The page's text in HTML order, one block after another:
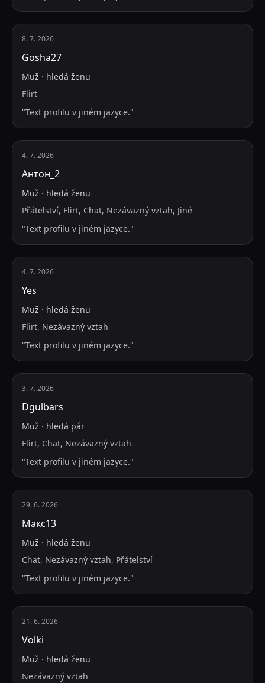
8. 7. 2026
Gosha27
Muž · hledá ženu
Flirt
"Text profilu v jiném jazyce."
4. 7. 2026
Антон_2
Muž · hledá ženu
Přátelství, Flirt, Chat, Nezávazný vztah, Jiné
"Text profilu v jiném jazyce."
4. 7. 2026
Yes
Muž · hledá ženu
Flirt, Nezávazný vztah
"Text profilu v jiném jazyce."
3. 7. 2026
Dgulbars
Muž · hledá pár
Flirt, Chat, Nezávazný vztah
"Text profilu v jiném jazyce."
29. 6. 2026
Макс13
Muž · hledá ženu
Chat, Nezávazný vztah, Přátelství
"Text profilu v jiném jazyce."
21. 6. 2026
Volki
Muž · hledá ženu
Nezávazný vztah